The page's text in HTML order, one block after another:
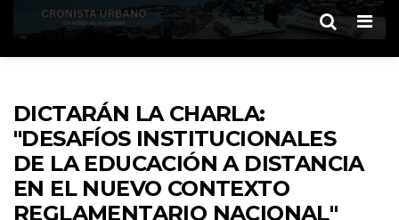
DICTARÁN LA CHARLA:
"DESAFÍOS INSTITUCIONALES
DE LA EDUCACIÓN A DISTANCIA
EN EL NUEVO CONTEXTO
REGLAMENTARIO NACIONAL"